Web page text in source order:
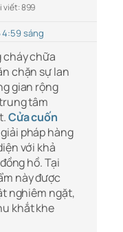
viết: 899
4:59 sáng
cháy chữa
chặn sự lan
gian rộng
tâm
Cửa cuốn
pháp hàng
với khả
hồ. Tại
này được
nghiêm ngặt,
khắt khe